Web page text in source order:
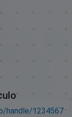
handle/1234567